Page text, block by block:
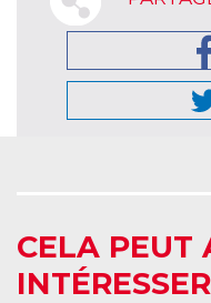
CELA PEUT
INTÉRESSER